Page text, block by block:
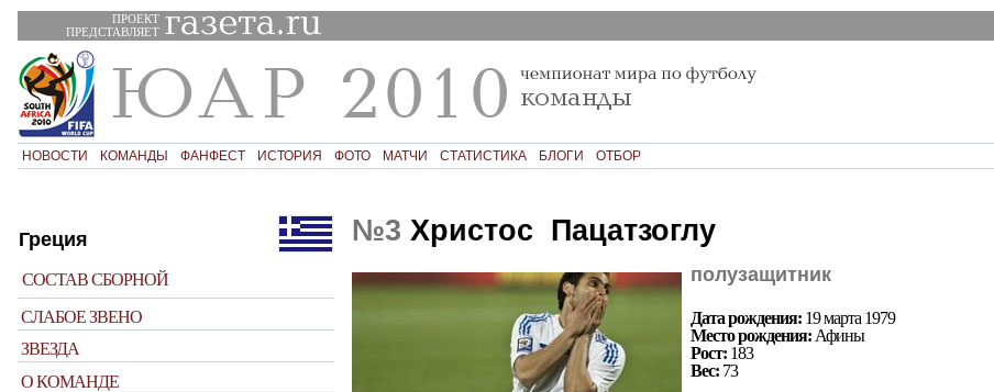
ПРОЕКТ
ПРЕДСТАВЛЯЕТ
НОВОСТИ КОМАНДЫ ФАНФЕСТ ИСТОРИЯ ФОТО МАТЧИ СТАТИСТИКА БЛОГИ ОТБОР
Греция
СОСТАВ СБОРНОЙ
СЛАБОЕ ЗВЕНО
ЗВЕЗДА
О КОМАНДЕ
№3 Христос Пацатзоглу
полузащитник
Дата рождения: 19 марта 1979
Место рождения: Афины
Рост: 183
Вес: 73